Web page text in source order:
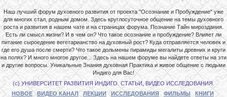
Наш лучший форум духовного развития от проекта "Осознание и Пробуждение" уже
для многих стал, родным домом. Здесь круглосуточное общение на темы духовного
роста и развития в нашем чате и на страницах форума. Познание Тайн мироздания.
Есть ли смысл жизни? И в чем он? Что такое осознание и пробуждение? Влияет ли
питание сыроедение вегетарианство на духовный рост? Куда отправляется человек и
где его душа после смерти? Что такое дольмены пирамиды мегалиты древних и круги
на полях? И много многое другое... Здесь на нашем форуме вы найдете ответы на эти
и другие вопросы. Уникальные Знания духовная Практика и живое общение с людьми
Индиго для Вас!
(с) УНИВЕРСИТЕТ РАЗВИТИЯ ИНДИГО. СТАТЬИ, ВИДЕО ИССЛЕДОВАНИЯ.
НОВОЕ
ВИДЕО КАНАЛ ЛЕКЦИИ ИССЛЕДОВАНИЯ ФИЛЬМЫ
КНИГИ